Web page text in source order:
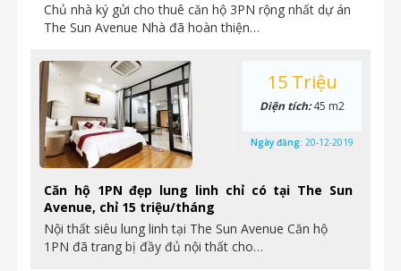
Chủ nhà ký gửi cho thuê căn hộ 3PN rộng nhất dự án
The Sun Avenue Nhà đã hoàn thiện…
Căn hộ 1PN đẹp lung linh chỉ có tại The Sun
Avenue, chỉ 15 triệu/tháng
Nội thất siêu lung linh tại The Sun Avenue Căn hộ
1PN đã trang bị đầy đủ nội thất cho…
15 Triệu
Diện tích:45 m2
Ngày đăng: 20-12-2019